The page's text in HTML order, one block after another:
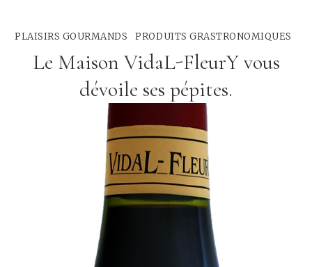
PLAISIRS GOURMANDS PRODUITS GRASTRONOMIQUES
Le Maison VidaL-FleurY vous
dévoile ses pépites.